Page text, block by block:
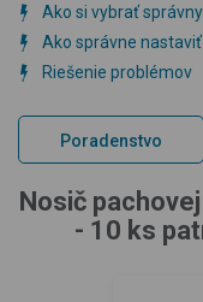
Ako si vybrať
Ako správne
Riešenie problémov
Poradenstvo
Nosič
- 10 ks